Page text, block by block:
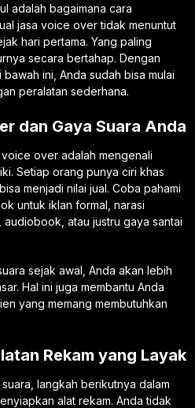
adalah bagaimana cara
jasa voice over tidak menuntut
hari pertama. Yang paling
secara bertahap. Dengan
ini, Anda sudah bisa mulai
peralatan sederhana.
dan Gaya Suara Anda
over adalah mengenali
Setiap orang punya ciri khas
menjadi nilai jual. Coba pahami
untuk iklan formal, narasi
atau justru gaya santai
sejak awal, Anda akan lebih
Hal ini juga membantu Anda
yang memang membutuhkan
Rekam yang Layak
langkah berikutnya dalam
alat rekam. Anda tidak